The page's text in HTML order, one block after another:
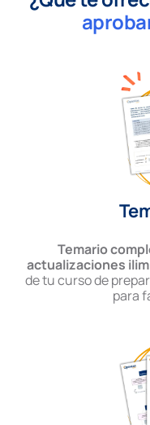
Temario
actualizaciones
de tu curso de
para